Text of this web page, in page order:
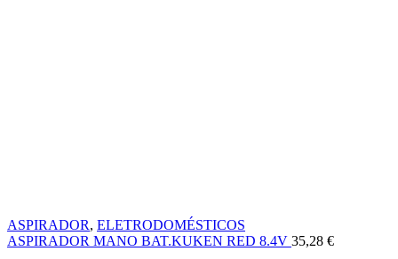
ASPIRADOR, ELETRODOMÉSTICOS
ASPIRADOR MANO BAT.KUKEN RED 8.4V 35,28 €